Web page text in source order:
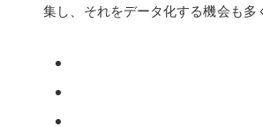
集し、それをデータ化する機会も多